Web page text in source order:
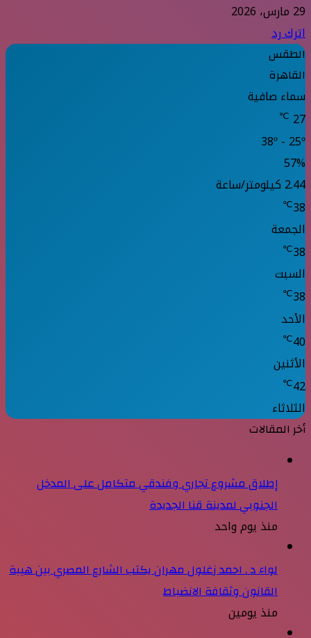
29 مارس، 2026
اترك رد
الطقس
القاهرة
سماء صافية
27
℃
38º - 25º
57%
2.44 كيلومتر/ساعة
38
℃
الجمعة
38
℃
السبت
38
℃
الأحد
40
℃
الأثنين
42
℃
الثلاثاء
أخر المقالات
إطلاق مشروع تجاري وفندقي متكامل على المدخل
الجنوبي لمدينة قنا الجديدة
منذ يوم واحد
لواء د . احمد زغلول مهران يكتب الشارع المصري بين هيبة
القانون وثقافة الانضباط
منذ يومين